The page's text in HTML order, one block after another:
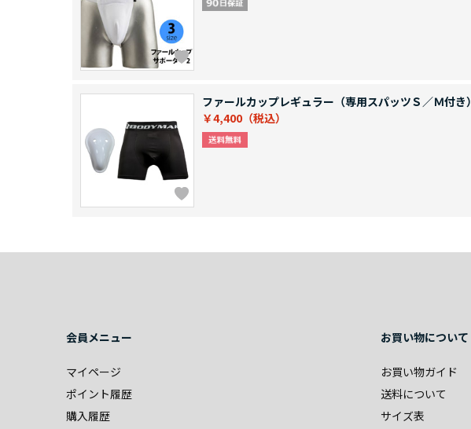
ファールカップレギュラー（専用スパッツＳ／Ｍ付き）
￥4,400
会員メニュー
マイページ
ポイント履歴
購入履歴
お買い物について
お買い物ガイド
送料について
サイズ表